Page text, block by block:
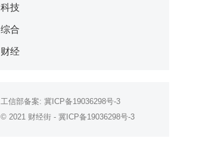
科技
综合
财经
工信部备案: 冀ICP备19036298号-3
© 2021 财经街 - 冀ICP备19036298号-3